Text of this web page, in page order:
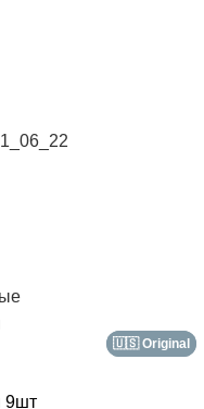
🇺🇸 Original
🇺🇸 Original